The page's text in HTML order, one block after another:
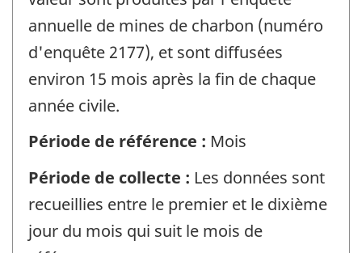
annuelle de mines de charbon (numéro
d'enquête 2177), et sont diffusées
environ 15 mois après la fin de chaque
année civile.
Période de référence : Mois
Période de collecte : Les données sont
recueillies entre le premier et le dixième
jour du mois qui suit le mois de